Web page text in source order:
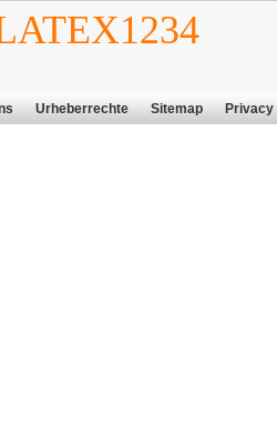
Urheberrechte Sitemap Privacy